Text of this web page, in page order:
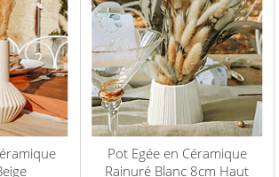
Pot Egée en Céramique
Rainuré Blanc 8cm Haut